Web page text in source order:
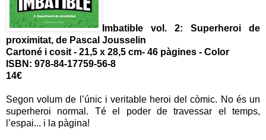
Imbatible vol. 2: Superheroi de
proximitat, de Pascal Jousselin
Cartoné i cosit - 21,5 x 28,5 cm- 46 pàgines - Color
ISBN: 978-84-17759-56-8
14€
Segon volum de l’únic i veritable heroi del còmic. No és un
superheroi normal. Té el poder de travessar el temps,
l’espai... i la pàgina!